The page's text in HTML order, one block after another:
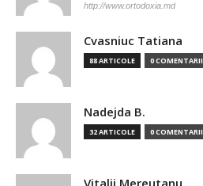
http://www.ortodoxia.md
Cvasniuc Tatiana
88 ARTICOLE 0 COMENTARII
Nadejda B.
32 ARTICOLE 0 COMENTARII